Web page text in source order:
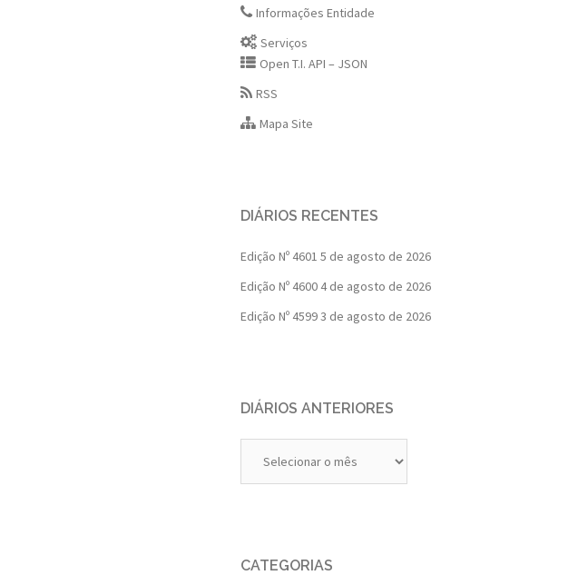
Informações Entidade
Serviços
Open T.I. API – JSON
RSS
Mapa Site
DIÁRIOS RECENTES
Edição Nº 4601 5 de agosto de 2026
Edição Nº 4600 4 de agosto de 2026
Edição Nº 45993 de agosto de 2026
DIÁRIOS ANTERIORES
Anteriores
CATEGORIAS